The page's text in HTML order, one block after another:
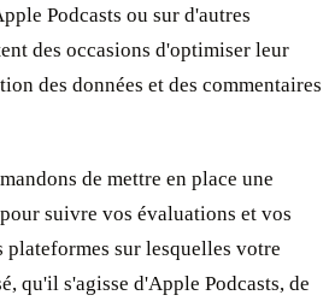
Podcasts ou sur d'autres
des occasions d'optimiser leur
des données et des commentaires
de mettre en place une
suivre vos évaluations et vos
plateformes sur lesquelles votre
qu'il s'agisse d'Apple Podcasts, de